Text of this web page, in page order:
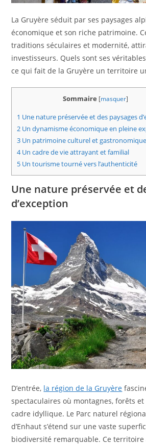
La Gruyère séduit par ses paysages
économique et son riche patrimoine.
traditions séculaires et modernité,
investisseurs. Quels sont ses
ce qui fait de la Gruyère un territoire
Sommaire [masquer]
1 Une nature préservée et des paysages
2 Un dynamisme économique en pleine
3 Un patrimoine culturel et
4Un cadre de vie attrayant et familial
5 Un tourisme tourné vers l’authenticité
Une nature préservée et
d’exception
D’entrée, la région de la Gruyère
spectaculaires où montagnes, forêts
cadre idyllique. Le Parc naturel
d’Enhaut s’étend sur une vaste
biodiversité remarquable. Ce